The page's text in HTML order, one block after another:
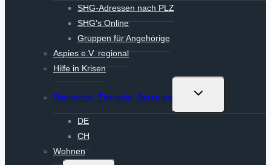
SHG-Adressen nach PLZ
SHG’s Online
Gruppen für Angehörige
Aspies e.V. regional
Hilfe in Krisen
Diagnostik, Therapie, Beratung
Untermenü
DE
CH
Wohnen